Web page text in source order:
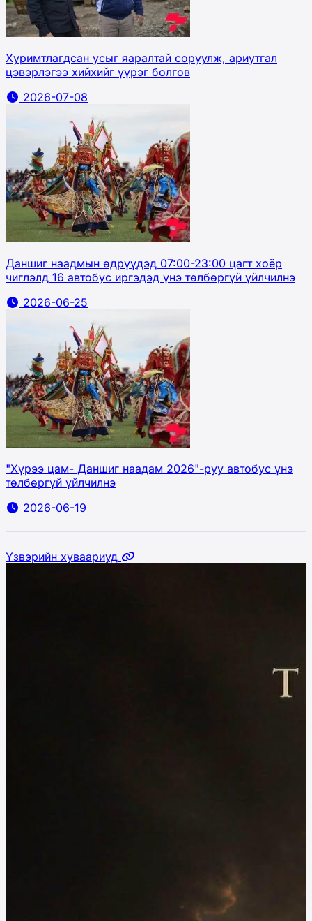
Хуримтлагдсан усыг яаралтай соруулж, ариутгал
цэвэрлэгээ хийхийг үүрэг болгов
2026-07-08
Даншиг наадмын өдрүүдэд 07:00-23:00 цагт хоёр
чиглэлд 16 автобус иргэдэд үнэ төлбөргүй үйлчилнэ
2026-06-25
"Хүрээ цам- Даншиг наадам 2026"-руу автобус үнэ
төлбөргүй үйлчилнэ
2026-06-19
Үзвэрийн хуваариуд